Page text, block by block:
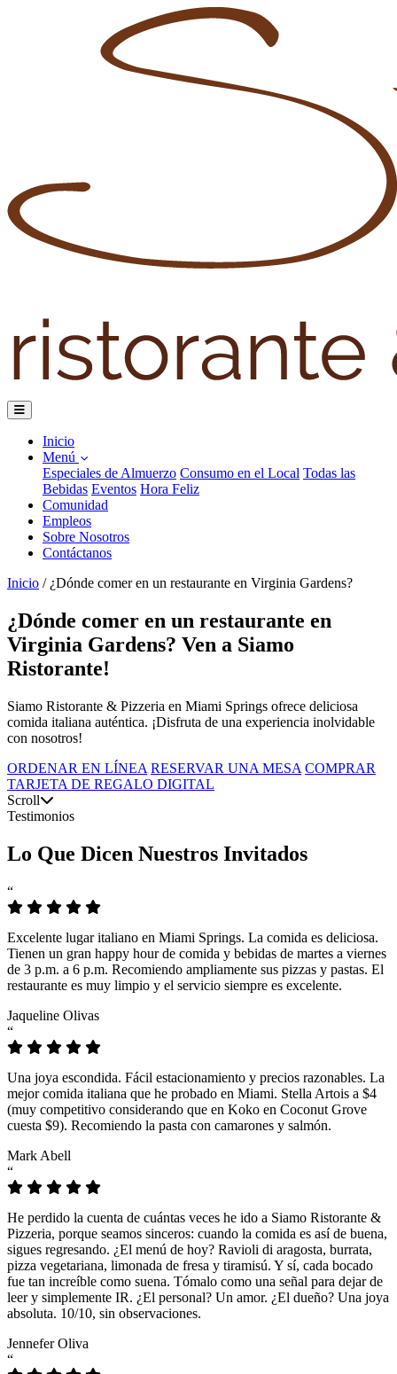
Inicio
Menú
Especiales de Almuerzo Consumo en el Local Todas las
Bebidas Eventos Hora Feliz
Comunidad
Empleos
Sobre Nosotros
Contáctanos
Inicio / ¿Dónde comer en un restaurante en Virginia Gardens?
¿Dónde comer en un restaurante en
Virginia Gardens? Ven a Siamo
Ristorante!
Siamo Ristorante & Pizzeria en Miami Springs ofrece deliciosa
comida italiana auténtica. ¡Disfruta de una experiencia inolvidable
con nosotros!
ORDENAR EN LÍNEA RESERVAR UNA MESA COMPRAR
TARJETA DE REGALO DIGITAL
Scroll
Testimonios
Lo Que Dicen Nuestros Invitados
“
Excelente lugar italiano en Miami Springs. La comida es deliciosa.
Tienen un gran happy hour de comida y bebidas de martes a viernes
de 3 p.m. a 6 p.m. Recomiendo ampliamente sus pizzas y pastas. El
restaurante es muy limpio y el servicio siempre es excelente.
Jaqueline Olivas
“
Una joya escondida. Fácil estacionamiento y precios razonables. La
mejor comida italiana que he probado en Miami. Stella Artois a $4
(muy competitivo considerando que en Koko en Coconut Grove
cuesta $9). Recomiendo la pasta con camarones y salmón.
Mark Abell
“
He perdido la cuenta de cuántas veces he ido a Siamo Ristorante &
Pizzeria, porque seamos sinceros: cuando la comida es así de buena,
sigues regresando. ¿El menú de hoy? Ravioli di aragosta, burrata,
pizza vegetariana, limonada de fresa y tiramisú. Y sí, cada bocado
fue tan increíble como suena. Tómalo como una señal para dejar de
leer y simplemente IR. ¿El personal? Un amor. ¿El dueño? Una joya
absoluta. 10/10, sin observaciones.
Jennefer Oliva
“